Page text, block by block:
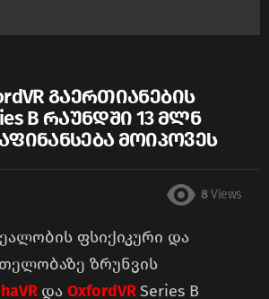
გაერთიანების
B რაუნდში 13 მლნ
მოიპოვეს
8 Views
ფსიქიკური და
ზრუნვის
და OxfordVRSeries B